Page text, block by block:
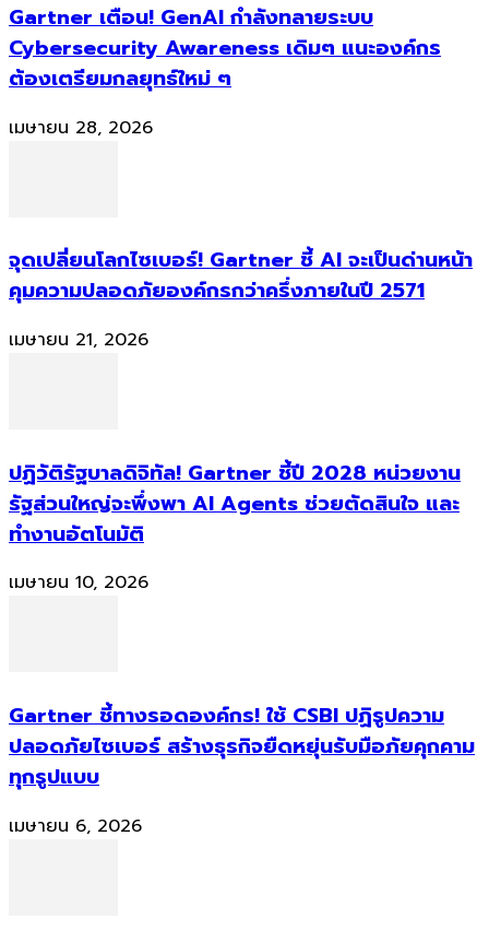
Gartner เตือน! GenAI กำลังทลายระบบ
Cybersecurity Awareness เดิมๆ แนะองค์กร
ต้องเตรียมกลยุทธ์ใหม่ ๆ
เมษายน 28, 2026
จุดเปลี่ยนโลกไซเบอร์! Gartner ชี้ AI จะเป็นด่านหน้า
คุมความปลอดภัยองค์กรกว่าครึ่งภายในปี 2571
เมษายน 21, 2026
ปฏิวัติรัฐบาลดิจิทัล! Gartner ชี้ปี 2028 หน่วยงาน
รัฐส่วนใหญ่จะพึ่งพา AI Agents ช่วยตัดสินใจ และ
ทำงานอัตโนมัติ
เมษายน 10, 2026
Gartner ชี้ทางรอดองค์กร! ใช้ CSBI ปฏิรูปความ
ปลอดภัยไซเบอร์ สร้างธุรกิจยืดหยุ่นรับมือภัยคุกคาม
ทุกรูปแบบ
เมษายน 6, 2026